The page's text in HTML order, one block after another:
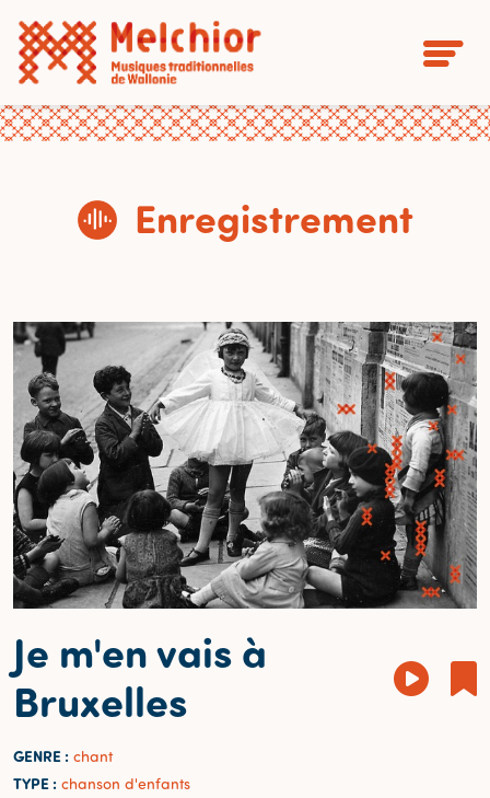
Enregistrement
Je m'en vais à
Bruxelles
GENRE : chant
TYPE : chanson d'enfants